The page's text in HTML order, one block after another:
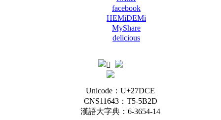
facebook
HEMiDEMi
MyShare
delicious
Unicode：U+27DCE
CNS11643：T5-5B2D
漢語大字典：6-3654-14